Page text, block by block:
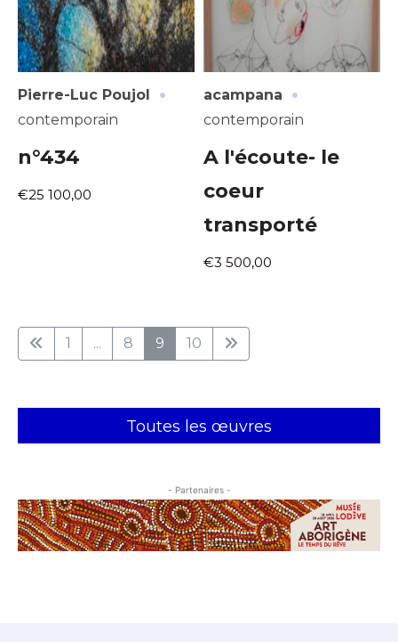
Pierre-Luc Poujol ·
contemporain
n°434
€25 100,00
acampana ·
contemporain
A l'écoute- le
coeur
transporté
€3 500,00
1 ... 8 9 10
Toutes les œuvres
- Partenaires -